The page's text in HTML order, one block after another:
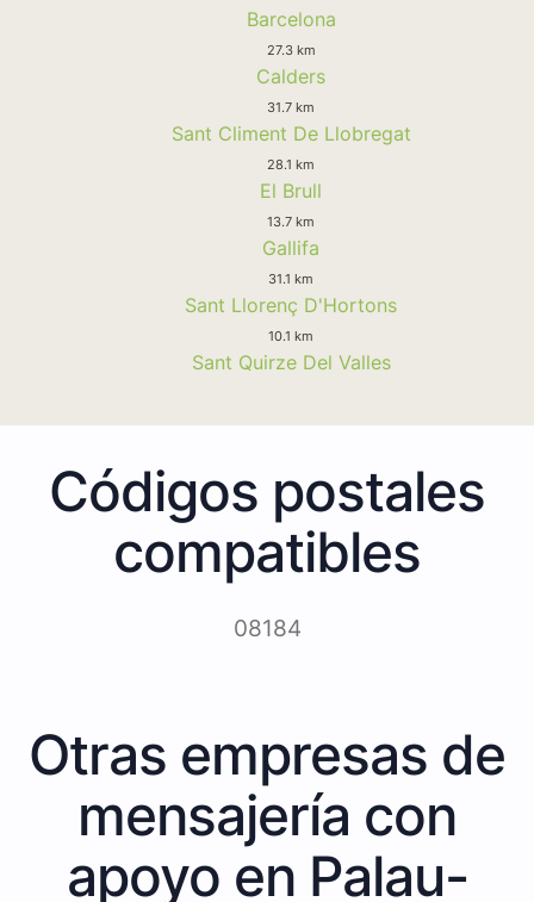
Barcelona
27.3 km
Calders
31.7 km
Sant Climent De Llobregat
28.1 km
El Brull
13.7 km
Gallifa
31.1 km
Sant Llorenç D'Hortons
10.1 km
Sant Quirze Del Valles
Códigos postales
compatibles
08184
Otras empresas de
mensajería con
apoyo en Palau-